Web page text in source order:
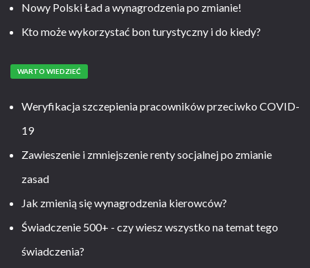
Nowy Polski Ład a wynagrodzenia po zmianie!
Kto może wykorzystać bon turystyczny i do kiedy?
WARTO WIEDZIEĆ
Weryfikacja szczepienia pracowników przeciwko COVID-
19
Zawieszenie i zmniejszenie renty socjalnej po zmianie
zasad
Jak zmienią się wynagrodzenia kierowców?
Świadczenie 500+ - czy wiesz wszystko na temat tego
świadczenia?